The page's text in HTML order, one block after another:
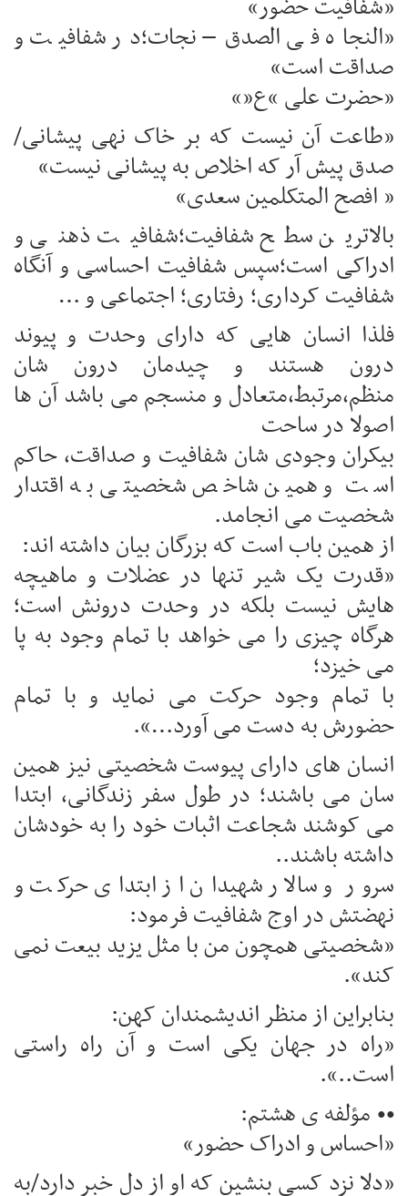
«شفافیت حضور»
«النجاه فی الصدق– نجات؛در شفافیت و
صداقت است»
«حضرت علی “ع”»
«طاعت آن نیست که بر خاک نهی پیشانی/
صدق پیش آر که اخلاص به پیشانی نیست»
« افصح المتکلمین سعدی»
بالاترین سطح شفافیت؛شفافیت ذهنی و
ادراکی است؛سپس شفافیت احساسی و آنگاه
شفافیت کرداری؛ رفتاری؛ اجتماعی و …
فلذا انسان هایی که دارای وحدت و پیوند
درون هستند و چیدمان درون شان
منظم،مرتبط،متعادل و منسجم می باشد آن ها
اصولا در ساحت
بیکران وجودی شان شفافیت و صداقت، حاکم
است و همین شاخص شخصیتی به اقتدار
شخصیت می انجامد.
از همین باب است که بزرگان بیان داشته اند:
«قدرت یک شیر تنها در عضلات و ماهیچه
هایش نیست بلکه در وحدت درونش است؛
هرگاه چیزی را می خواهد با تمام وجود به پا
می خیزد؛
با تمام وجود حرکت می نماید و با تمام
حضورش به دست می آورد…».
انسان های دارای پیوست شخصیتی نیز همین
سان می باشند؛ در طول سفر زندگانی، ابتدا
می کوشند شجاعت اثبات خود را به خودشان
داشته باشند..
سرور و سالار شهیدان از ابتدای حرکت و
نهضتش در اوج شفافیت فرمود:
«شخصیتی همچون من با مثل یزید بیعت نمی
کند».
بنابراین از منظر اندیشمندان کهن:
«راه در جهان یکی است و آن راه راستی
است..».
•• مؤلفه ی هشتم:
«احساس و ادراک حضور»
«دلا نزد کسی بنشین که او از دل خبر دارد/به